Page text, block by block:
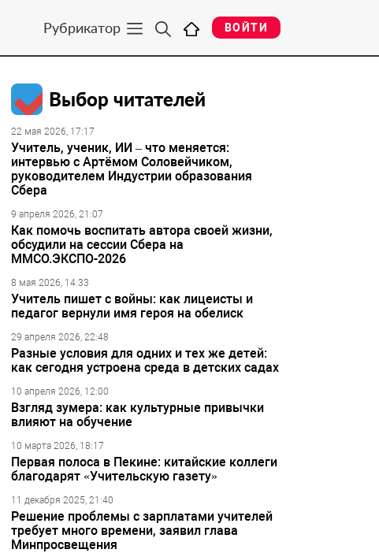
Рубрикатор ВОЙТИ
Выбор читателей
22 мая 2026, 17:17
Учитель, ученик, ИИ – что меняется:
интервью с Артёмом Соловейчиком,
руководителем Индустрии образования
Сбера
9 апреля 2026, 21:07
Как помочь воспитать автора своей жизни,
обсудили на сессии Сбера на
ММСО.ЭКСПО-2026
8 мая 2026, 14:33
Учитель пишет с войны: как лицеисты и
педагог вернули имя героя на обелиск
29 апреля 2026, 22:48
Разные условия для одних и тех же детей:
как сегодня устроена среда в детских садах
10 апреля 2026, 12:00
Взгляд зумера: как культурные привычки
влияют на обучение
10 марта 2026, 18:17
Первая полоса в Пекине: китайские коллеги
благодарят «Учительскую газету»
11 декабря 2025, 21:40
Решение проблемы с зарплатами учителей
требует много времени, заявил глава
Минпросвещения